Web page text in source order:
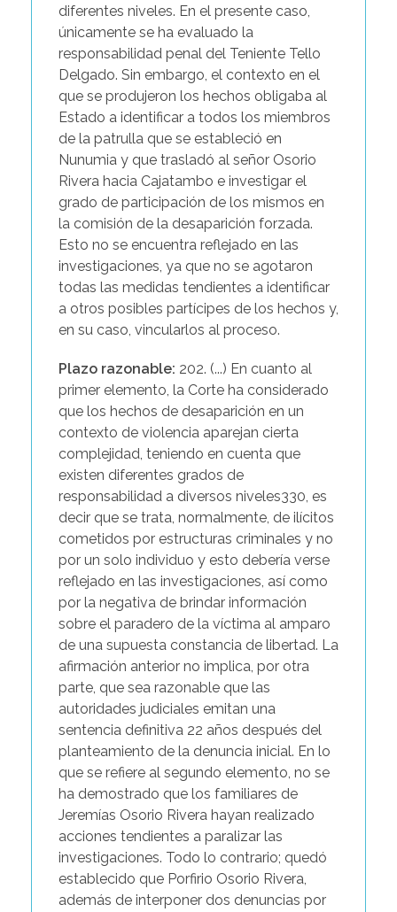
diferentes niveles. En el presente caso,
únicamente se ha evaluado la
responsabilidad penal del Teniente Tello
Delgado. Sin embargo, el contexto en el
que se produjeron los hechos obligaba al
Estado a identificar a todos los miembros
de la patrulla que se estableció en
Nunumia y que trasladó al señor Osorio
Rivera hacia Cajatambo e investigar el
grado de participación de los mismos en
la comisión de la desaparición forzada.
Esto no se encuentra reflejado en las
investigaciones, ya que no se agotaron
todas las medidas tendientes a identificar
a otros posibles partícipes de los hechos y,
en su caso, vincularlos al proceso.
Plazo razonable: 202. (...) En cuanto al
primer elemento, la Corte ha considerado
que los hechos de desaparición en un
contexto de violencia aparejan cierta
complejidad, teniendo en cuenta que
existen diferentes grados de
responsabilidad a diversos niveles330, es
decir que se trata, normalmente, de ilícitos
cometidos por estructuras criminales y no
por un solo individuo y esto debería verse
reflejado en las investigaciones, así como
por la negativa de brindar información
sobre el paradero de la víctima al amparo
de una supuesta constancia de libertad. La
afirmación anterior no implica, por otra
parte, que sea razonable que las
autoridades judiciales emitan una
sentencia definitiva 22 años después del
planteamiento de la denuncia inicial. En lo
que se refiere al segundo elemento, no se
ha demostrado que los familiares de
Jeremías Osorio Rivera hayan realizado
acciones tendientes a paralizar las
investigaciones. Todo lo contrario; quedó
establecido que Porfirio Osorio Rivera,
además de interponer dos denuncias por